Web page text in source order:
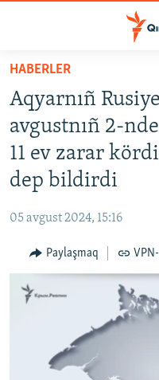
Esas
qaytmaq
Baş
navigatsiyağa
qaytmaq
Qıdıruvğa
SİYASET
İQTİSADİYAT
CEMİYET
İNSAN AQLARI
VİDEO
SÜRET
HABERLER
Aqyarnıñ
avgustnıñ 2-
11 ev zarar
dep bildirdi
05 avgust 2024, 15:16
Paylaşmaq